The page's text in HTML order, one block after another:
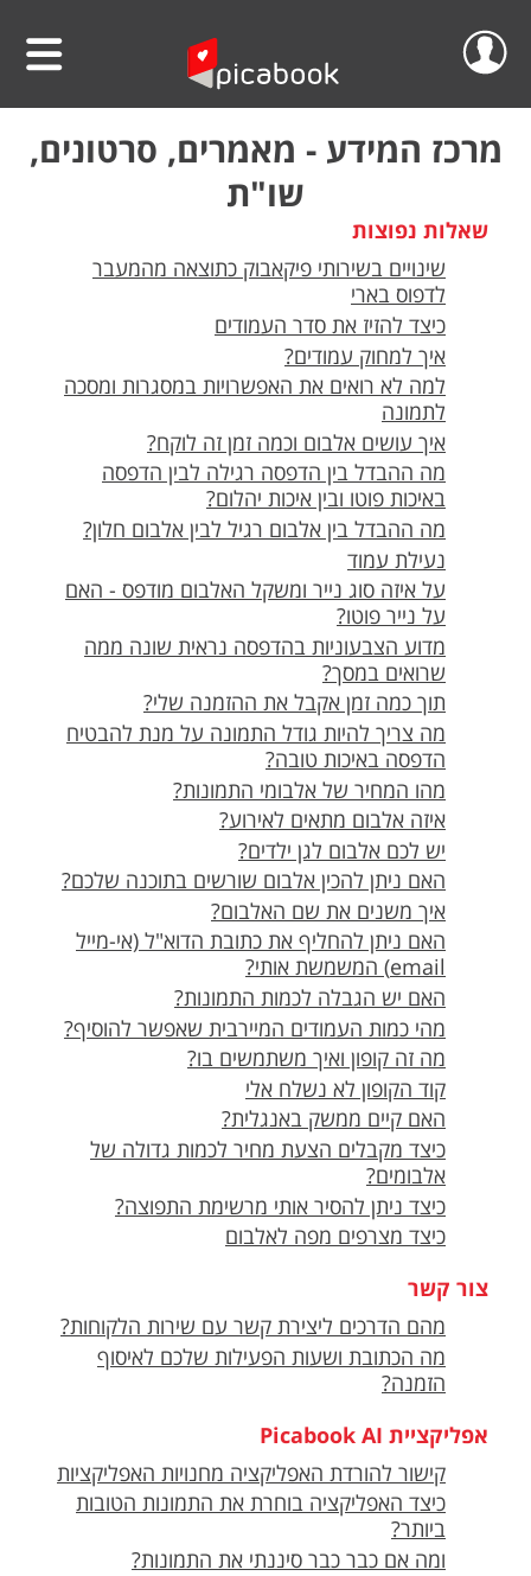
סרטוני וידאו
לוחות שנה
הגדה אישית לפסח
פיקאבוק על הקיר
פיקסל על הקיר
הדפס תמונתך בענק
גלריית מוצרים
שלום
ההזמנות שלי
הסרטונים שלי
הפרופיל שלי
התנתק
מרכז המידע - מאמרים, סרטונים,
שו"ת
שאלות נפוצות
שינויים בשירותי פיקאבוק כתוצאה מהמעבר
לדפוס בארי
כיצד להזיז את סדר העמודים
איך למחוק עמודים?
למה לא רואים את האפשרויות במסגרות ומסכה
לתמונה
איך עושים אלבום וכמה זמן זה לוקח?
מה ההבדל בין הדפסה רגילה לבין הדפסה
באיכות פוטו ובין איכות יהלום?
מה ההבדל בין אלבום רגיל לבין אלבום חלון?
נעילת עמוד
על איזה סוג נייר ומשקל האלבום מודפס - האם
על נייר פוטו?
מדוע הצבעוניות בהדפסה נראית שונה ממה
שרואים במסך?
תוך כמה זמן אקבל את ההזמנה שלי?
מה צריך להיות גודל התמונה על מנת להבטיח
הדפסה באיכות טובה?
מהו המחיר של אלבומי התמונות?
איזה אלבום מתאים לאירוע?
יש לכם אלבום לגן ילדים?
האם ניתן להכין אלבום שורשים בתוכנה שלכם?
איך משנים את שם האלבום?
האם ניתן להחליף את כתובת הדוא"ל (אי-מייל
email) המשמשת אותי?
האם יש הגבלה לכמות התמונות?
מהי כמות העמודים המיירבית שאפשר להוסיף?
מה זה קופון ואיך משתמשים בו?
קוד הקופון לא נשלח אלי
האם קיים ממשק באנגלית?
כיצד מקבלים הצעת מחיר לכמות גדולה של
אלבומים?
כיצד ניתן להסיר אותי מרשימת התפוצה?
כיצד מצרפים מפה לאלבום
צור קשר
מהם הדרכים ליצירת קשר עם שירות הלקוחות?
מה הכתובת ושעות הפעילות שלכם לאיסוף
הזמנה?
אפליקציית Picabook AI
קישור להורדת האפליקציה מחנויות האפליקציות
כיצד האפליקציה בוחרת את התמונות הטובות
ביותר?
ומה אם כבר כבר סיננתי את התמונות?